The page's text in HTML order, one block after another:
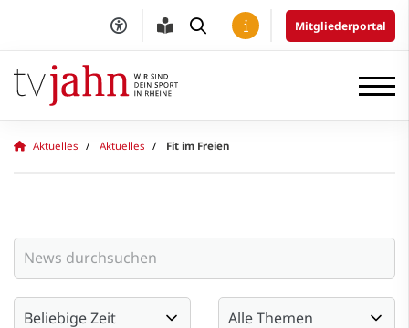
Mitgliederportal
Aktuelles Aktuelles Fit im Freien